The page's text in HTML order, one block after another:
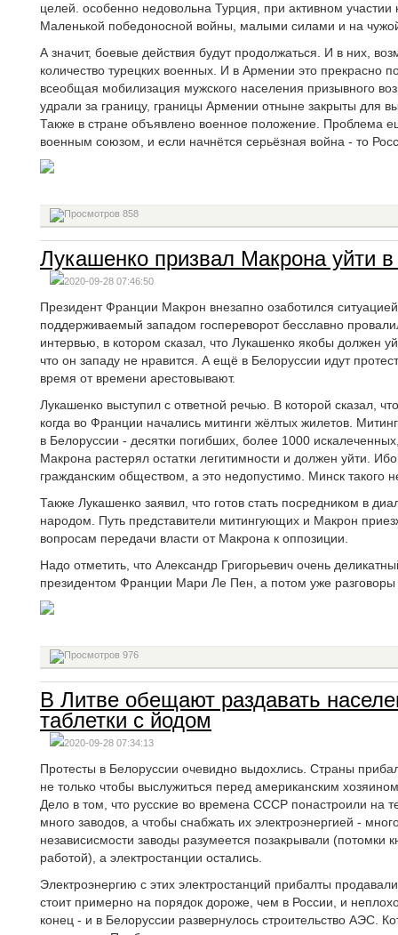
целей. особенно недовольна Турция, при активном
Маленькой победоносной войны, малыми силами и на
А значит, боевые действия будут продолжаться. И в них,
количество турецких военных. И в Армении это прекрасно
всеобщая мобилизация мужского населения призывного
удрали за границу, границы Армении отныне закрыты для
Также в стране объявлено военное положение. Проблема
военным союзом, и если начнётся серьёзная война - то
858
Лукашенко призвал Макрона уйти в
2020-09-28 07:46:50
Президент Франции Макрон внезапно озаботился
поддерживаемый западом госпереворот бесславно
интервью, в котором сказал, что Лукашенко якобы должен
что он западу не нравится. А ещё в Белоруссии идут
время от времени арестовывают.
Лукашенко выступил с ответной речью. В которой сказал,
когда во Франции начались митинги жёлтых жилетов.
в Белоруссии - десятки погибших, более 1000
Макрона растерял остатки легитимности и должен уйти.
гражданским обществом, а это недопустимо. Минск такого
Также Лукашенко заявил, что готов стать посредником в
народом. Путь представители митингующих и Макрон
вопросам передачи власти от Макрона к оппозиции.
Надо отметить, что Александр Григорьевич очень
президентом Франции Мари Ле Пен, а потом уже разговоры
976
В Литве обещают раздавать
таблетки с йодом
2020-09-28 07:34:13
Протесты в Белоруссии очевидно выдохлись. Страны
не только чтобы выслужиться перед американским
Дело в том, что русские во времена СССР понастроили на
много заводов, а чтобы снабжать их электроэнергией -
независисмости заводы разумеется позакрывали (потомки
работой), а электростанции остались.
Электроэнергию с этих электростанций прибалты
стоит примерно на порядок дороже, чем в России, и
конец - и в Белоруссии развернулось строительство АЭС.